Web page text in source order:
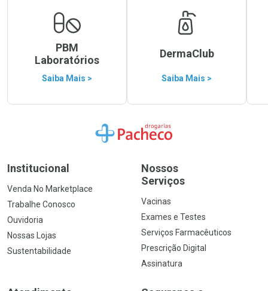
PBM
Laboratórios
Saiba Mais >
DermaClub
Saiba Mais >
Ir para a Home
Institucional
Venda No Marketplace
Trabalhe Conosco
Ouvidoria
Nossas Lojas
Sustentabilidade
Nossos
Serviços
Vacinas
Exames e Testes
Serviços Farmacêuticos
Prescrição Digital
Assinatura